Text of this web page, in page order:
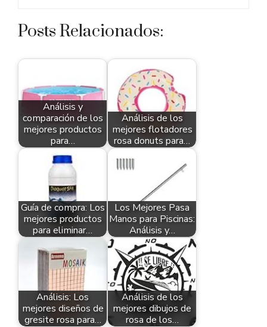
Posts Relacionados:
Análisis y
comparación de los
mejores productos
para…
Análisis de los
mejores flotadores
rosa donuts para…
Guía de compra: Los
mejores productos
para eliminar…
Los Mejores Pasa
Manos para Piscinas:
Análisis y…
Análisis: Los
mejores diseños de
gresite rosa para…
Análisis de los
mejores dibujos de
rosa de los…